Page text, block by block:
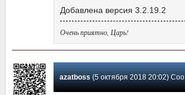
Добавлена версия 3.2.19.2
Очень приятно, Царь!
azatboss(5 октября 2018 20:02) Сообщение #97